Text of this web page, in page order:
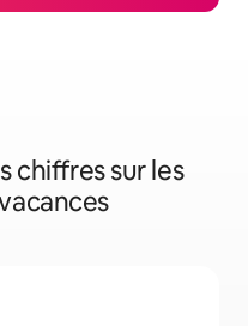
chiffres sur les